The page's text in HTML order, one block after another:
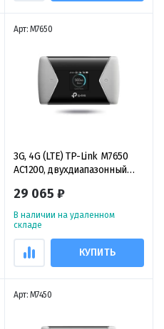
Арт: M7650
3G, 4G (LTE) TP-Link M7650
AC1200, двухдиапазонный
4G
29 065 ₽
В наличии на удаленном
складе
КУПИТЬ
Арт: M7450